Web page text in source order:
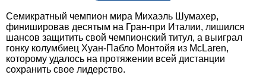
Семикратный чемпион мира Михаэль Шумахер,
финишировав десятым на Гран-при Италии, лишился
шансов защитить свой чемпионский титул, а выиграл
гонку колумбиец Хуан-Пабло Монтойя из McLaren,
которому удалось на протяжении всей дистанции
сохранить свое лидерство.